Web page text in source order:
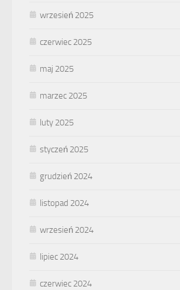
wrzesień 2025
czerwiec 2025
maj 2025
marzec 2025
luty 2025
styczeń 2025
grudzień 2024
listopad 2024
wrzesień 2024
lipiec 2024
czerwiec 2024